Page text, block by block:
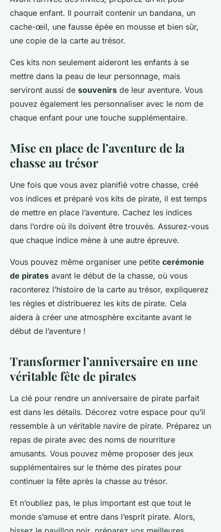
chaque enfant. Il pourrait contenir un bandana, un
cache-œil, une fausse épée en mousse et bien sûr,
une copie de la carte au trésor.
Ces kits non seulement aideront les enfants à se
mettre dans la peau de leur personnage, mais
serviront aussi de souvenirs de leur aventure. Vous
pouvez également les personnaliser avec le nom de
chaque enfant pour une touche supplémentaire.
Mise en place de l’aventure de la
chasse au trésor
Une fois que vous avez planifié votre chasse, créé
vos indices et préparé vos kits de pirate, il est temps
de mettre en place l’aventure. Cachez les indices
dans l’ordre où ils doivent être trouvés. Assurez-vous
que chaque indice mène à une autre épreuve.
Vous pouvez même organiser une petite cerémonie
de pirates avant le début de la chasse, où vous
raconterez l’histoire de la carte au trésor, expliquerez
les règles et distribuerez les kits de pirate. Cela
aidera à créer une atmosphère excitante avant le
début de l’aventure !
Transformer l’anniversaire en une
véritable fête de pirates
La clé pour rendre un anniversaire de pirate parfait
est dans les détails. Décorez votre espace pour qu’il
ressemble à un véritable navire de pirate. Préparez un
repas de pirate avec des noms de nourriture
amusants. Vous pouvez même proposer des jeux
supplémentaires sur le thème des pirates pour
continuer la fête après la chasse au trésor.
Et n’oubliez pas, le plus important est que tout le
monde s’amuse et entre dans l’esprit pirate. Alors,